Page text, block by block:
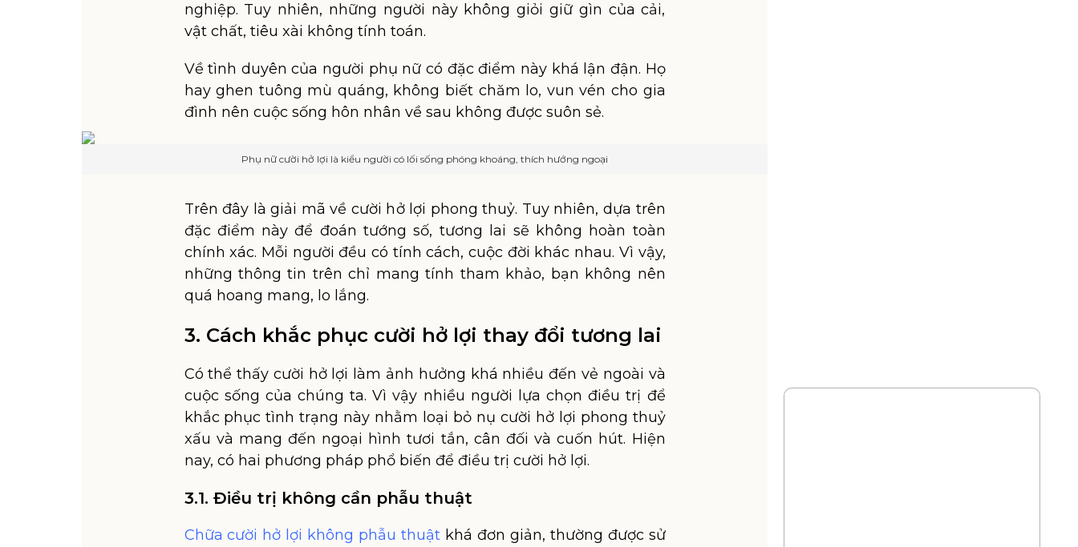
nghiệp. Tuy nhiên, những người này không giỏi giữ gìn của cải,
vật chất, tiêu xài không tính toán.
Về tình duyên của người phụ nữ có đặc điểm này khá lận đận. Họ
hay ghen tuông mù quáng, không biết chăm lo, vun vén cho gia
đình nên cuộc sống hôn nhân về sau không được suôn sẻ.
Phụ nữ cười hở lợi là kiểu người có lối sống phóng khoáng, thích hướng ngoại
Trên đây là giải mã về cười hở lợi phong thuỷ. Tuy nhiên, dựa trên
đặc điểm này để đoán tướng số, tương lai sẽ không hoàn toàn
chính xác. Mỗi người đều có tính cách, cuộc đời khác nhau. Vì vậy,
những thông tin trên chỉ mang tính tham khảo, bạn không nên
quá hoang mang, lo lắng.
3. Cách khắc phục cười hở lợi thay đổi tương lai
Có thể thấy cười hở lợi làm ảnh hưởng khá nhiều đến vẻ ngoài và
cuộc sống của chúng ta. Vì vậy nhiều người lựa chọn điều trị để
khắc phục tình trạng này nhằm loại bỏ nụ cười hở lợi phong thuỷ
xấu và mang đến ngoại hình tươi tắn, cân đối và cuốn hút. Hiện
nay, có hai phương pháp phổ biến để điều trị cười hở lợi.
3.1. Điều trị không cần phẫu thuật
Chữa cười hở lợi không phẫu thuật khá đơn giản, thường được sử